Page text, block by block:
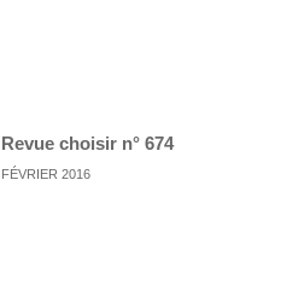
Revue choisir n° 674
FÉVRIER 2016